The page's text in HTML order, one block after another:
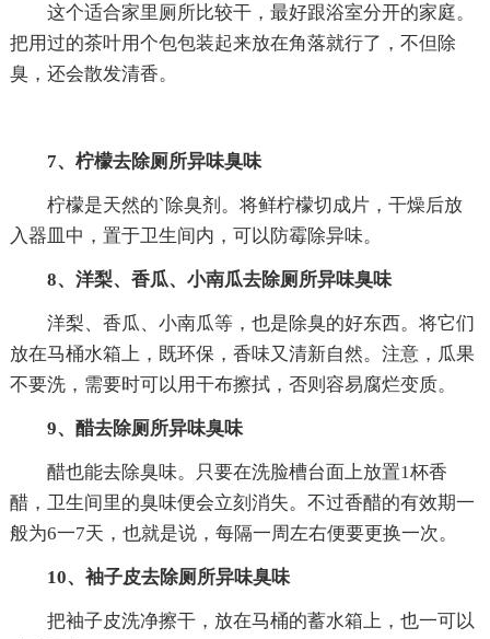
这个适合家里厕所比较干，最好跟浴室分开的家庭。
把用过的茶叶用个包包装起来放在角落就行了，不但除
臭，还会散发清香。
7、柠檬去除厕所异味臭味
柠檬是天然的`除臭剂。将鲜柠檬切成片，干燥后放
入器皿中，置于卫生间内，可以防霉除异味。
8、洋梨、香瓜、小南瓜去除厕所异味臭味
洋梨、香瓜、小南瓜等，也是除臭的好东西。将它们
放在马桶水箱上，既环保，香味又清新自然。注意，瓜果
不要洗，需要时可以用干布擦拭，否则容易腐烂变质。
9、醋去除厕所异味臭味
醋也能去除臭味。只要在洗脸槽台面上放置1杯香
醋，卫生间里的臭味便会立刻消失。不过香醋的有效期一
般为6一7天，也就是说，每隔一周左右便要更换一次。
10、袖子皮去除厕所异味臭味
把袖子皮洗净擦干，放在马桶的蓄水箱上，也一可以